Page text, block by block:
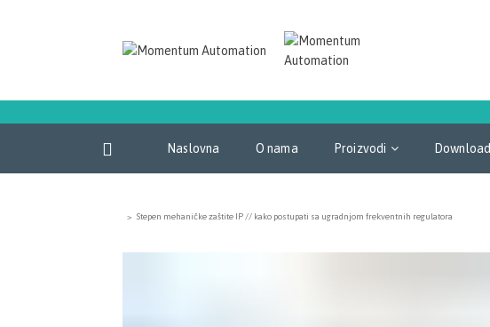
Naslovna O nama Proizvodi Download
> Stepen mehaničke zaštite IP // kako postupati sa ugradnjom frekventnih regulatora